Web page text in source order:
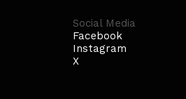
Social Media
Facebook
Instagram
X